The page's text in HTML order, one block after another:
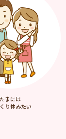
たまには
り休みたい